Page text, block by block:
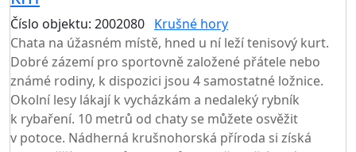
Číslo objektu: 2002080 Krušné hory
Chata na úžasném místě, hned u ní leží tenisový kurt.
Dobré zázemí pro sportovně založené přátele nebo
známé rodiny, k dispozici jsou 4 samostatné ložnice.
Okolní lesy lákají k vycházkám a nedaleký rybník
k rybaření. 10 metrů od chaty se můžete osvěžit
v potoce. Nádherná krušnohorská příroda si získá